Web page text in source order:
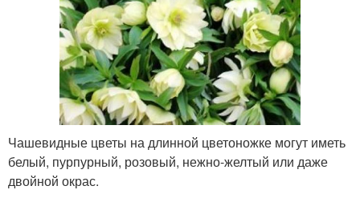
Чашевидные цветы на длинной цветоножке могут иметь
белый, пурпурный, розовый, нежно-желтый или даже
двойной окрас.